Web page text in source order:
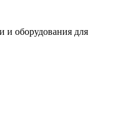
и оборудования для